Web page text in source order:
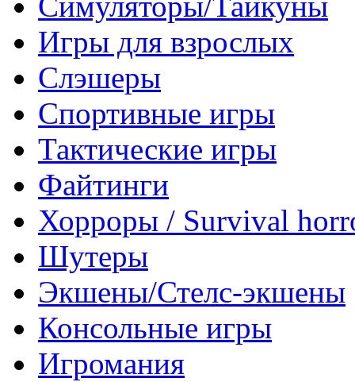
Игры для взрослых
Слэшеры
Спортивные игры
Тактические игры
Файтинги
Хорроры / Survival
Шутеры
Экшены/Стелс-экшены
Консольные игры
Игромания